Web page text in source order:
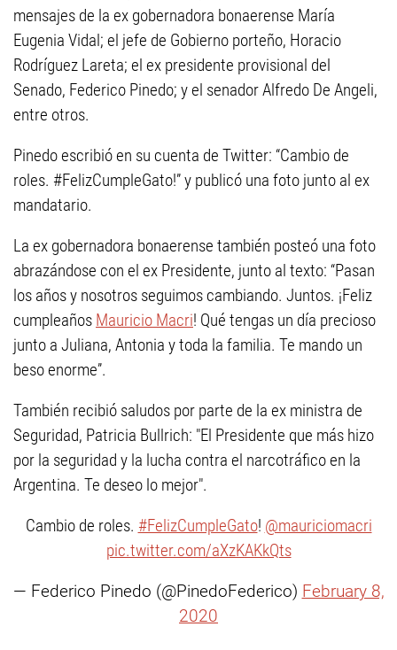
mensajes de la ex gobernadora bonaerense María
Eugenia Vidal; el jefe de Gobierno porteño, Horacio
Rodríguez Lareta; el ex presidente provisional del
Senado, Federico Pinedo; y el senador Alfredo De Angeli,
entre otros.
Pinedo escribió en su cuenta de Twitter: “Cambio de
roles. #FelizCumpleGato!” y publicó una foto junto al ex
mandatario.
La ex gobernadora bonaerense también posteó una foto
abrazándose con el ex Presidente, junto al texto: “Pasan
los años y nosotros seguimos cambiando. Juntos. ¡Feliz
cumpleaños Mauricio Macri! Qué tengas un día precioso
junto a Juliana, Antonia y toda la familia. Te mando un
beso enorme”.
También recibió saludos por parte de la ex ministra de
Seguridad, Patricia Bullrich: "El Presidente que más hizo
por la seguridad y la lucha contra el narcotráfico en la
Argentina. Te deseo lo mejor".
Cambio de roles. #FelizCumpleGato! @mauriciomacri
pic.twitter.com/aXzKAKkQts
— Federico Pinedo (@PinedoFederico) February 8,
2020